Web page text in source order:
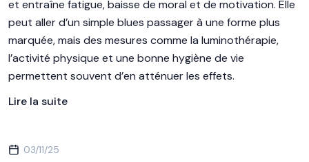
et entraîne fatigue, baisse de moral et de motivation. Elle
peut aller d’un simple blues passager à une forme plus
marquée, mais des mesures comme la luminothérapie,
l’activité physique et une bonne hygiène de vie
permettent souvent d’en atténuer les effets.
Lire la suite
03/11/25